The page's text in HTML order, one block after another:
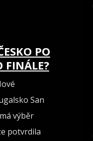
PO
FINÁLE?
San
výběr
potvrdila